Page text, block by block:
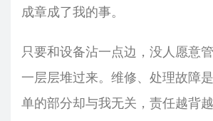
成章成了我的事。
只要和设备沾一点边，没人愿意
一层层堆过来。维修、处理故障
单的部分却与我无关，责任越背